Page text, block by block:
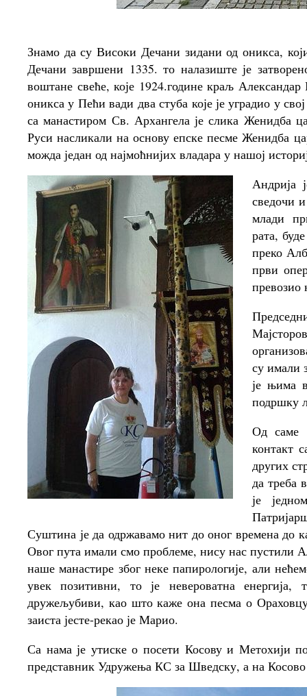
Знамо да су Високи Дечани зидани од оникса,
Дечани завршени 1335. то налазиште је
воштане свеће, које 1924.године краљ
оникса у Пећи вади два стуба које је уградио у
са манастиром Св. Архангела је слика Женидба
Руси насликали на основу епске песме Женидба
можда један од најмоћнијих владара у нашој
Андрија
сведочи
млади
рата,
преко
први
су имали
је њима
подршку
Од саме
контакт
других
да треба
је
Суштина је да одржавамо нит до оног времена до
Овог пута имали смо проблеме, нису нас пустили
наше манастире због неке папирологије, али
увек позитивни, то је невероватна
дружељубиви, као што каже она песма о
заиста јесте-рекао је Марио.
Са нама је утиске о посети Косову и Метохији
представник Удружења КС за Шведску, а на